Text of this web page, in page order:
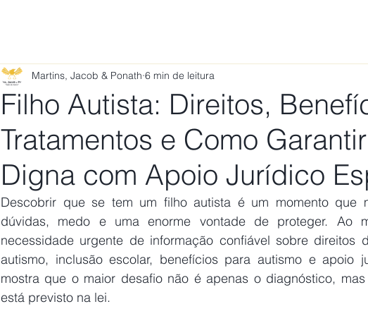
Filho Autista: Direitos,
Tratamentos e Como
Digna com Apoio Jurídico
Martins, Jacob & Ponath 6 min de leitura
Descobrir que se tem um filho autista é um momento que
dúvidas, medo e uma enorme vontade de proteger. Ao
necessidade urgente de informação confiável sobre direitos
autismo, inclusão escolar, benefícios para autismo e apoio
mostra que o maior desafio não é apenas o diagnóstico,
está previsto na lei.